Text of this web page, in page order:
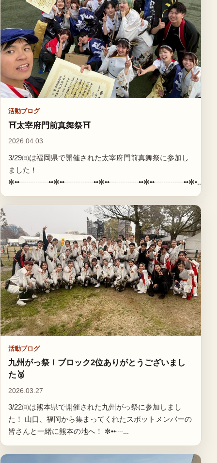
活動ブログ
⛩太宰府門前真舞祭⛩
2026.04.03
3/29㈰は福岡県で開催された太宰府門前真舞祭に参加し
ました！
✼••┈┈┈┈••✼••┈┈┈┈••✼••┈┈┈┈••✼••┈┈┈┈••✼•...
活動ブログ
九州がっ祭！ブロック2位ありがとうございまし
た🥈
2026.03.27
3/22㈰は熊本県で開催された九州がっ祭に参加しまし
た！ 山口、福岡から集まってくれたスポットメンバーの
皆さんと一緒に熊本の地へ！ ✼••┈...